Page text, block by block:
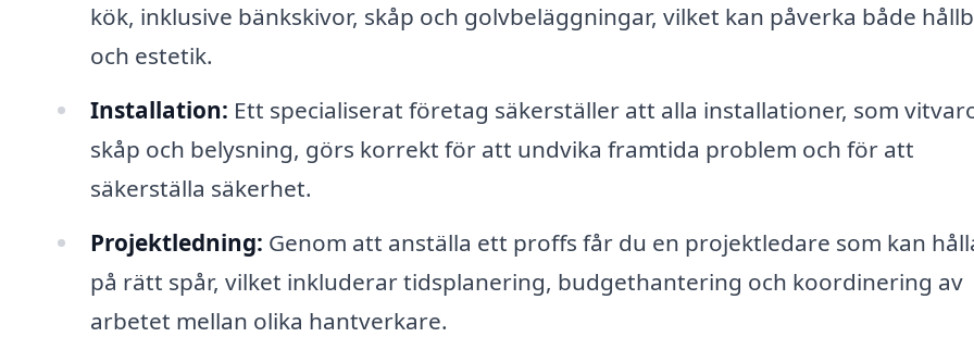
kök, inklusive bänkskivor, skåp och golvbeläggningar, vilket kan påverka både
och estetik.
Installation: Ett specialiserat företag säkerställer att alla installationer, som
skåp och belysning, görs korrekt för att undvika framtida problem och för att
säkerställa säkerhet.
Projektledning: Genom att anställa ett proffs får du en projektledare som kan
på rätt spår, vilket inkluderar tidsplanering, budgethantering och koordinering av
arbetet mellan olika hantverkare.